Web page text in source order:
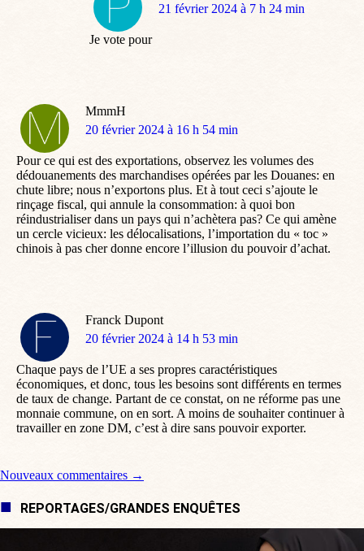
dit
21 février 2024 à 7 h 24 min
Je vote pour
MmmH
dit
20 février 2024 à 16 h 54 min
Pour ce qui est des exportations, observez les volumes des
dédouanements des marchandises opérées par les Douanes: en
chute libre; nous n’exportons plus. Et à tout ceci s’ajoute le
rinçage fiscal, qui annule la consommation: à quoi bon
réindustrialiser dans un pays qui n’achètera pas? Ce qui amène
un cercle vicieux: les délocalisations, l’importation du « toc »
chinois à pas cher donne encore l’illusion du pouvoir d’achat.
Franck Dupont
dit
20 février 2024 à 14 h 53 min
Chaque pays de l’UE a ses propres caractéristiques
économiques, et donc, tous les besoins sont différents en termes
de taux de change. Partant de ce constat, on ne réforme pas une
monnaie commune, on en sort. A moins de souhaiter continuer à
travailler en zone DM, c’est à dire sans pouvoir exporter.
Navigation de commentaire
Nouveaux commentaires →
REPORTAGES/GRANDES ENQUÊTES